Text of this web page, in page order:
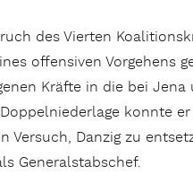
des Vierten
offensiven Vorgehens
Kräfte in die bei
konnte
Versuch, Danzig zu
Generalstabschef.